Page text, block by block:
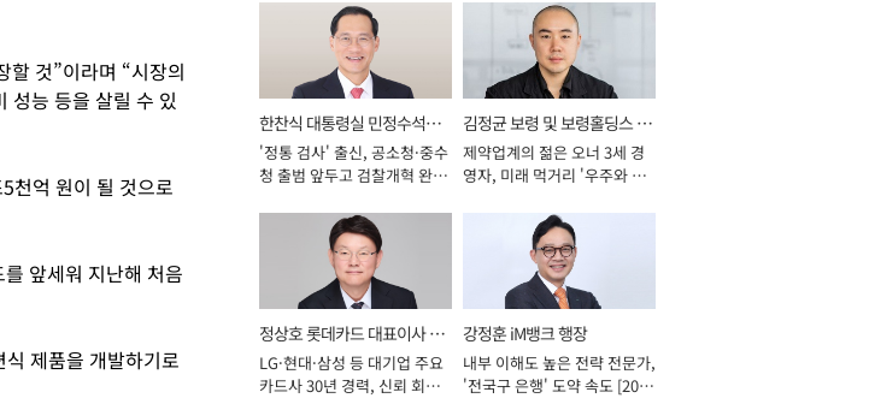
할 것”이라며 “시장의
성능 등을 살릴 수 있
천억 원이 될 것으로
앞세워 지난해 처음
제품을 개발하기로
한찬식 대통령실 민정수석비
서관
'정통 검사' 출신, 공소청·중수
청 출범 앞두고 검찰개혁 완수
김정균 보령 및 보령홀딩스 대
표이사 사장
제약업계의 젊은 오너 3세 경
영자, 미래 먹거리 '우주와 헬
정상호 롯데카드 대표이사 사
장
LG·현대·삼성 등 대기업 주요
카드사 30년 경력, 신뢰 회복
강정훈 iM뱅크 행장
내부 이해도 높은 전략 전문가,
'전국구 은행' 도약 속도 [2026